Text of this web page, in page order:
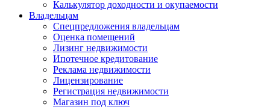
Калькулятор доходности и окупаемости
Владельцам
Спецпредложения владельцам
Оценка помещений
Лизинг недвижимости
Ипотечное кредитование
Реклама недвижимости
Лицензирование
Регистрация недвижимости
Магазин под ключ